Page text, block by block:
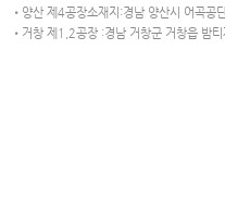
•양산 제4공장소재지:경남 양산시 어곡
•거창 제1,2공장 :경남 거창군 거창읍